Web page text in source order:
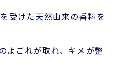
受けた天然由来の香料を
よごれが取れ、キメが整